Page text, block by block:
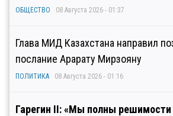
ОБЩЕСТВО 08 Августа 2026 - 01:37
Глава МИД Казахстана направил
послание Арарату Мирзояну
ПОЛИТИКА 08 Августа 2026 - 01:16
Гарегин II: «Мы полны